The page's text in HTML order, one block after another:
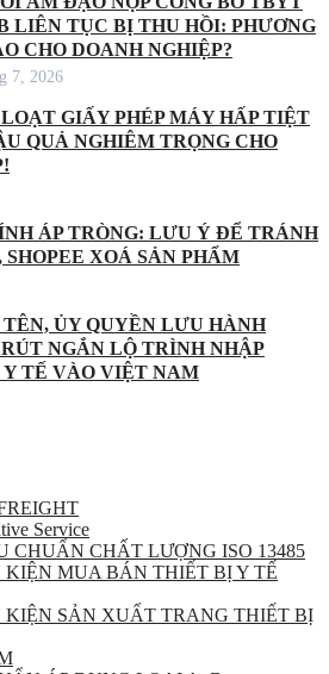
LIÊN TỤC BỊ THU HỒI: PHƯƠNG
CHO DOANH NGHIỆP?
7, 2026
GIẤY PHÉP MÁY HẤP TIỆT
QUẢ NGHIÊM TRỌNG CHO
ÁP TRÒNG: LƯU Ý ĐỂ TRÁNH
XOÁ SẢN PHẨM
ỦY QUYỀN LƯU HÀNH
NGẮN LỘ TRÌNH NHẬP
TẾ VÀO VIỆT NAM
Service
CHUẨN CHẤT LƯỢNG ISO 13485
MUA BÁN THIẾT BỊ Y TẾ
SẢN XUẤT TRANG THIẾT BỊ